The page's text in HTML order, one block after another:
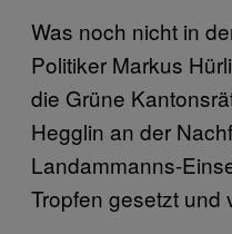
Was noch nicht in
Politiker Markus
die Grüne
Hegglin an der
Landammanns-
Tropfen gesetzt und